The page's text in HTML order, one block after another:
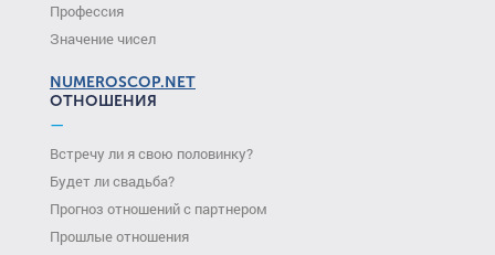
Профессия
Значение чисел
NUMEROSCOP.NET
ОТНОШЕНИЯ
—
Встречу ли я свою половинку?
Будет ли свадьба?
Прогноз отношений с партнером
Прошлые отношения